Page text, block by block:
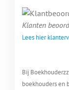
Klanten
Lees hier
Bij
boekhouders en